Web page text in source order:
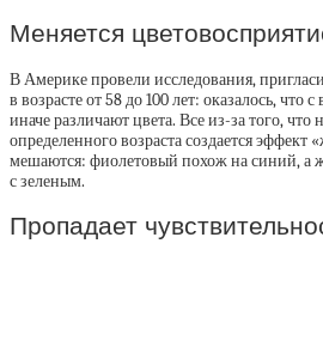
Меняется
В Америке провели исследования,
в возрасте от 58 до 100 лет: оказалось, что
иначе различают цвета. Все из-за того, что
определенного возраста создается эффект
мешаются: фиолетовый похож на синий, а
с зеленым.
Пропадает